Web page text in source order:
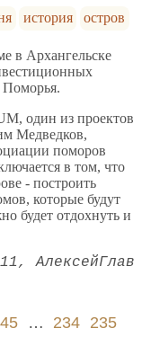
история остров
в Архангельске
Поморья.
один из проектов
Медведков,
поморов
в том, что
- построить
которые будут
будет отдохнуть и
АлексейГлав
… 234 235